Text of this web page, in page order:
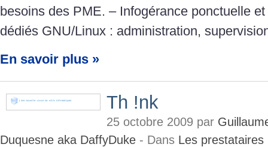
besoins des PME. – Infogérance ponctuelle
dédiés GNU/Linux : administration,
En savoir plus »
Th !nk
25 octobre 2009 par
Duquesne aka DaffyDuke - Dans Les prestataires